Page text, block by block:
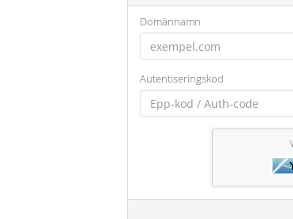
Domännamn
Autentiseringskod